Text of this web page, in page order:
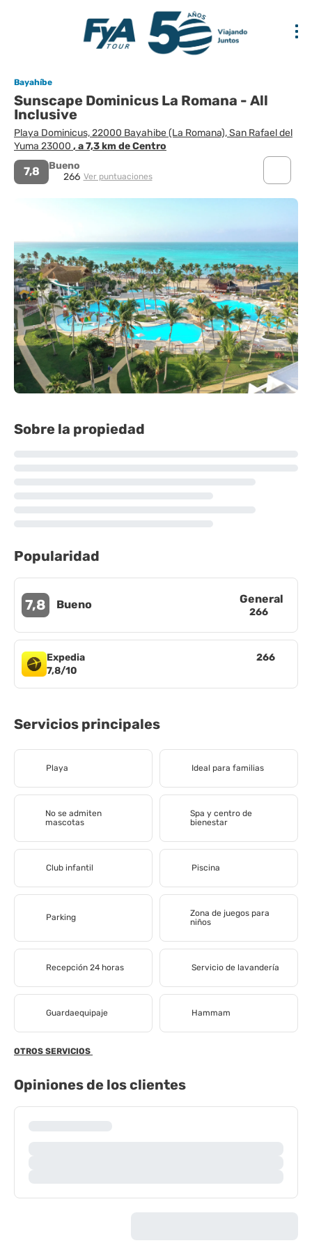
Bayahíbe
Sunscape Dominicus La Romana - All
Inclusive
Playa Dominicus, 22000 Bayahibe (La Romana), San Rafael del
Yuma 23000 , a 7,3 km de Centro
7,8
Bueno
266 Ver puntuaciones
Sobre la propiedad
Popularidad
7,8 Bueno General
266
Expedia
7,8/10
266
Servicios principales
Playa Ideal para familias
No se admiten
mascotas
Spa y centro de
bienestar
Club infantil Piscina
Parking
Zona de juegos para
niños
Recepción 24 horas Servicio de lavandería
Guardaequipaje Hammam
OTROS SERVICIOS
Opiniones de los clientes